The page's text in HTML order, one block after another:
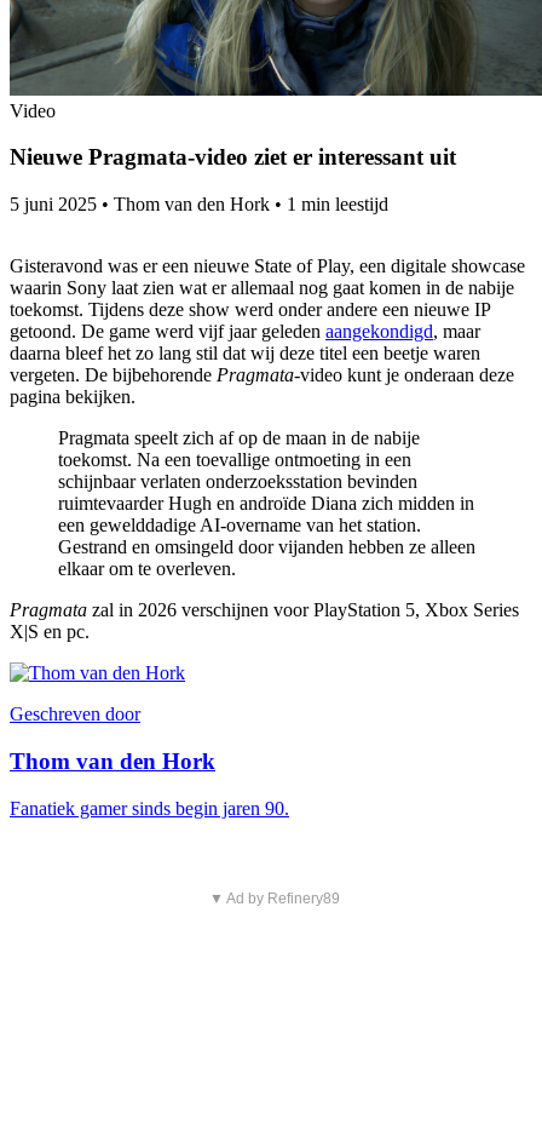
Video
Nieuwe Pragmata-video ziet er interessant uit
5 juni 2025 • Thom van den Hork • 1 min leestijd
Gisteravond was er een nieuwe State of Play, een digitale showcase
waarin Sony laat zien wat er allemaal nog gaat komen in de nabije
toekomst. Tijdens deze show werd onder andere een nieuwe IP
getoond. De game werd vijf jaar geleden aangekondigd, maar
daarna bleef het zo lang stil dat wij deze titel een beetje waren
vergeten. De bijbehorende Pragmata-video kunt je onderaan deze
pagina bekijken.
Pragmata speelt zich af op de maan in de nabije
toekomst. Na een toevallige ontmoeting in een
schijnbaar verlaten onderzoeksstation bevinden
ruimtevaarder Hugh en androïde Diana zich midden in
een gewelddadige AI-overname van het station.
Gestrand en omsingeld door vijanden hebben ze alleen
elkaar om te overleven.
Pragmata zal in 2026 verschijnen voor PlayStation 5, Xbox Series
X|S en pc.
Geschreven door
Thom van den Hork
Fanatiek gamer sinds begin jaren 90.
▼ Ad by Refinery89